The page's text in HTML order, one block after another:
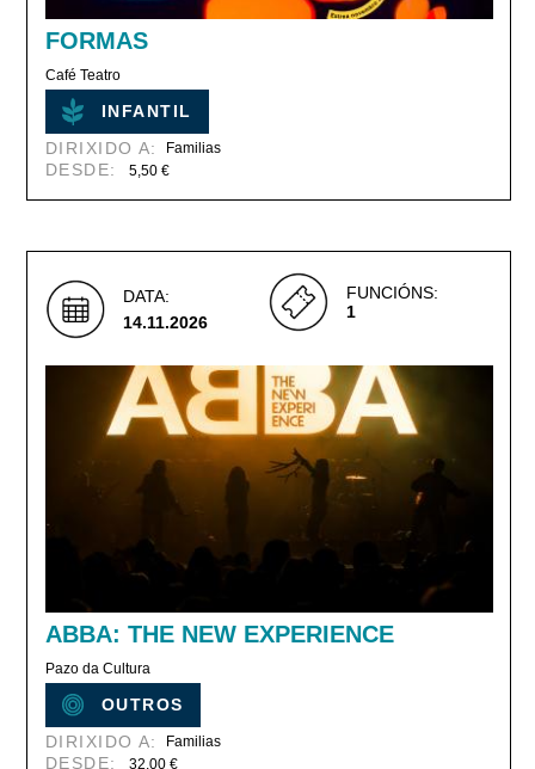
FORMAS
Café Teatro
INFANTIL
DIRIXIDO A:
Familias
DESDE: 5,50 €
DATA:
14.11.2026
FUNCIÓNS:
1
ABBA: THE NEW EXPERIENCE
Pazo da Cultura
OUTROS
DIRIXIDO A:
Familias
DESDE: 32,00 €